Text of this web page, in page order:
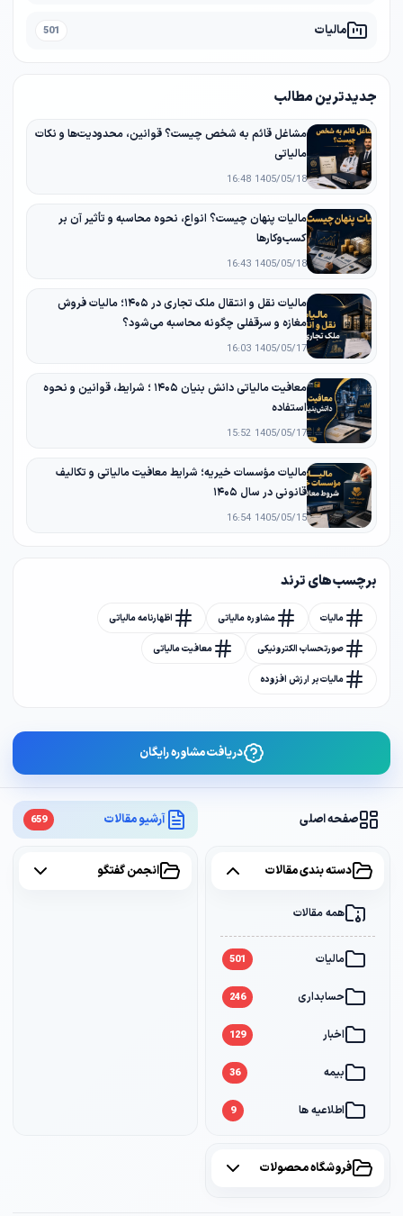
صفحه اصلی آرشیو مقالات 659
دسته بندی مقالات
همه مقالات
مالیات 501
حسابداری 246
اخبار 129
بیمه 36
اطلاعیه ها 9
انجمن گفتگو
فروشگاه محصولات
مالیات 501
جدیدترین مطالب
مشاغل قائم به شخص چیست؟ قوانین، محدودیت‌ها و نکات
مالیاتی
1405/05/18 16:48
مالیات پنهان چیست؟ انواع، نحوه محاسبه و تأثیر آن بر
کسب‌وکارها
1405/05/18 16:43
مالیات نقل و انتقال ملک تجاری در ۱۴۰۵؛ مالیات فروش
مغازه و سرقفلی چگونه محاسبه می‌شود؟
1405/05/17 16:03
معافیت مالیاتی دانش‌ بنیان ۱۴۰۵ ؛ شرایط، قوانین و نحوه
استفاده
1405/05/17 15:52
مالیات مؤسسات خیریه؛ شرایط معافیت مالیاتی و تکالیف
قانونی در سال ۱۴۰۵
1405/05/15 16:54
برچسب های ترند
مالیات مشاوره مالیاتی اظهارنامه مالیاتی
صورتحساب الکترونیکی معافیت مالیاتی
مالیات بر ارزش افزوده
دریافت مشاوره رایگان